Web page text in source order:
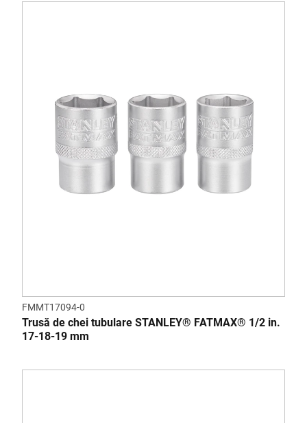
FMMT17094-0
Trusă de chei tubulare STANLEY® FATMAX® 1/2 in.
17-18-19 mm